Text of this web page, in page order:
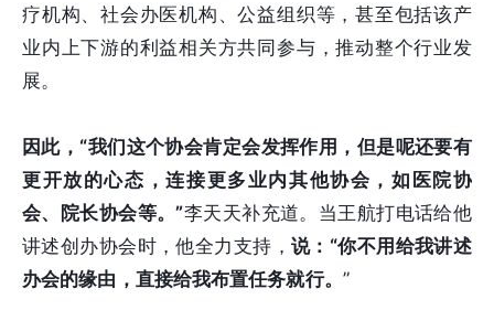
疗机构、社会办医机构、公益组织等，甚至包括该产
业内上下游的利益相关方共同参与，推动整个行业发
展。
因此，“我们这个协会肯定会发挥作用，但是呢还要有
更开放的心态，连接更多业内其他协会，如医院协
会、院长协会等。”李天天补充道。当王航打电话给他
讲述创办协会时，他全力支持，说：“你不用给我讲述
办会的缘由，直接给我布置任务就行。 ”